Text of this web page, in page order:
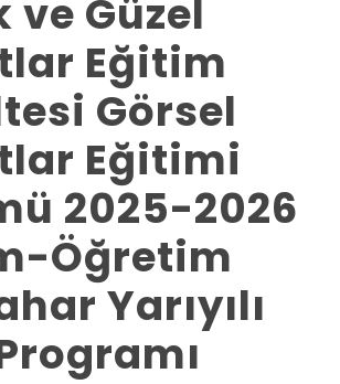
ve Güzel
Eğitim
Görsel
Eğitimi
2025-2026
Öğretim
Yarıyılı